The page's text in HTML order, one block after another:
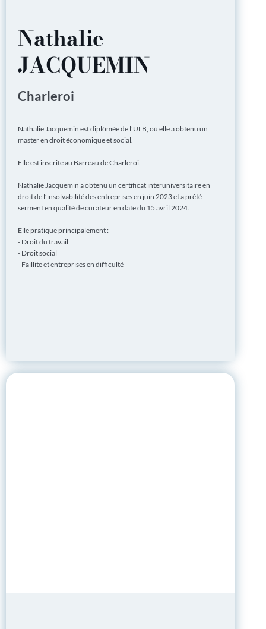
Nathalie
JACQUEMIN
Charleroi
Nathalie Jacquemin est diplômée de l'ULB, où elle a obtenu un
master en droit économique et social.
Elle est inscrite au Barreau de Charleroi.
Nathalie Jacquemin a obtenu un certificat interuniversitaire en
droit de l’insolvabilité des entreprises en juin 2023 et a prêté
serment en qualité de curateur en date du 15 avril 2024.
Elle pratique principalement :
- Droit du travail
- Droit social
- Faillite et entreprises en difficulté